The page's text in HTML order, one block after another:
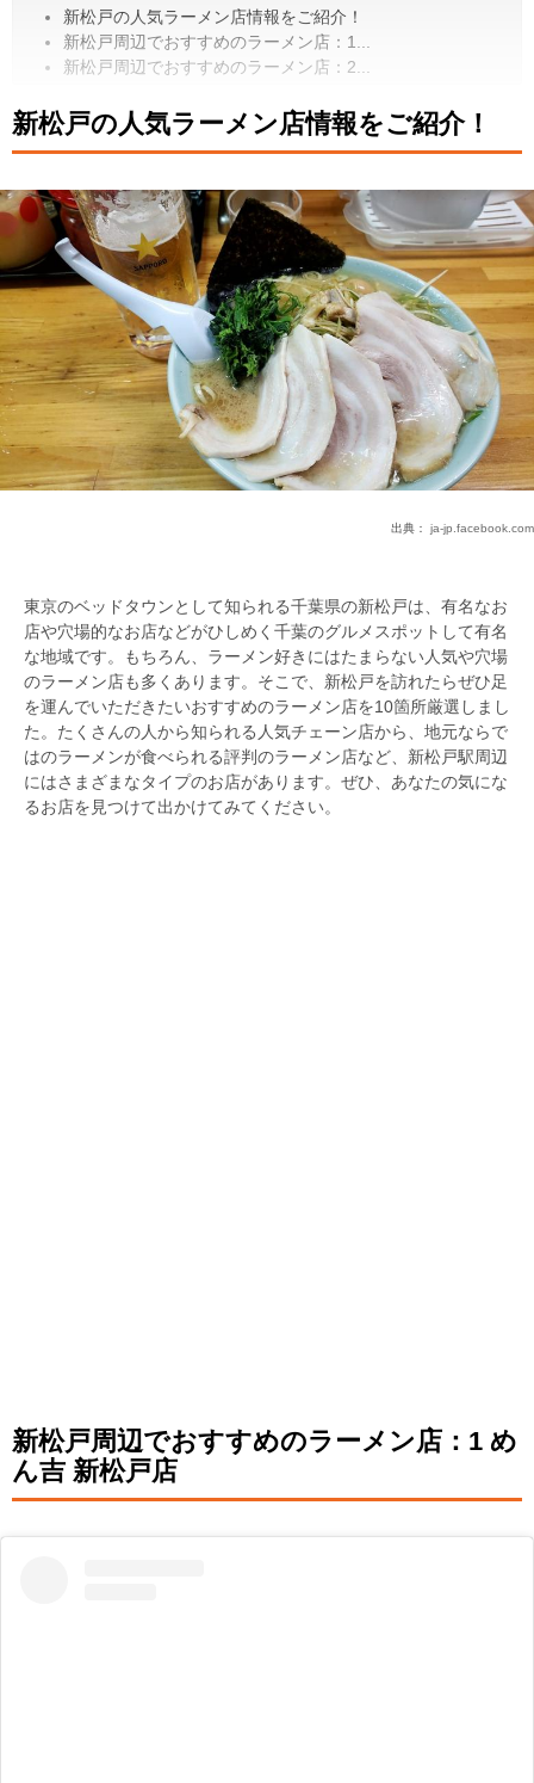
新松戸の人気ラーメン店情報をご紹介！
新松戸周辺でおすすめのラーメン店：1...
新松戸周辺でおすすめのラーメン店：2...
新松戸の人気ラーメン店情報をご紹介！
出典： ja-jp.facebook.com
東京のベッドタウンとして知られる千葉県の新松戸は、有名なお
店や穴場的なお店などがひしめく千葉のグルメスポットして有名
な地域です。もちろん、ラーメン好きにはたまらない人気や穴場
のラーメン店も多くあります。そこで、新松戸を訪れたらぜひ足
を運んでいただきたいおすすめのラーメン店を10箇所厳選しまし
た。たくさんの人から知られる人気チェーン店から、地元ならで
はのラーメンが食べられる評判のラーメン店など、新松戸駅周辺
にはさまざまなタイプのお店があります。ぜひ、あなたの気にな
るお店を見つけて出かけてみてください。
新松戸周辺でおすすめのラーメン店：1 め
ん吉 新松戸店